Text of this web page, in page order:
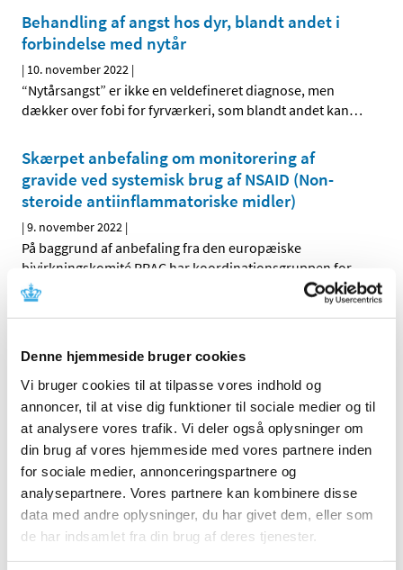
Denne hjemmeside bruger cookies
Vi bruger cookies til at tilpasse vores indhold og
annoncer, til at vise dig funktioner til sociale medier og til
at analysere vores trafik. Vi deler også oplysninger om
din brug af vores hjemmeside med vores partnere inden
for sociale medier, annonceringspartnere og
analysepartnere. Vores partnere kan kombinere disse
data med andre oplysninger, du har givet dem, eller som
de har indsamlet fra din brug af deres tjenester.
Behandling af angst hos dyr, blandt andet i
forbindelse med nytår
| 10. november 2022 |
“Nytårsangst” er ikke en veldefineret diagnose, men
dækker over fobi for fyrværkeri, som blandt andet kan…
Skærpet anbefaling om monitorering af
gravide ved systemisk brug af NSAID (Non-
steroide antiinflammatoriske midler)
|9. november 2022 |
På baggrund af anbefaling fra den europæiske
bivirkningskomité PRAC har koordinationsgruppen for…
Nomegestrolacetat* og chlormadinonacetat:
|8. november 2022|
Der er en øget risiko for at udvikle meningeom (enkelt
eller multiple) efter brug af chlormadinonacetat eller…
MedSafetyWeek: Vigtigt at være opmærksom
på bivirkninger ved medicin
|8. november 2022|
Medicin, der sælges i Danmark, er sikker og velundersøgt
medicin. Alligevel kan medicin give uønskede…